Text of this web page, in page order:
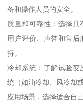
备和操作人员的安全。
质量和可靠性：选择
用户评价、声誉和售
持。
冷却系统：了解试验变
统（如油冷却、风冷却
应用场景，选择适合自